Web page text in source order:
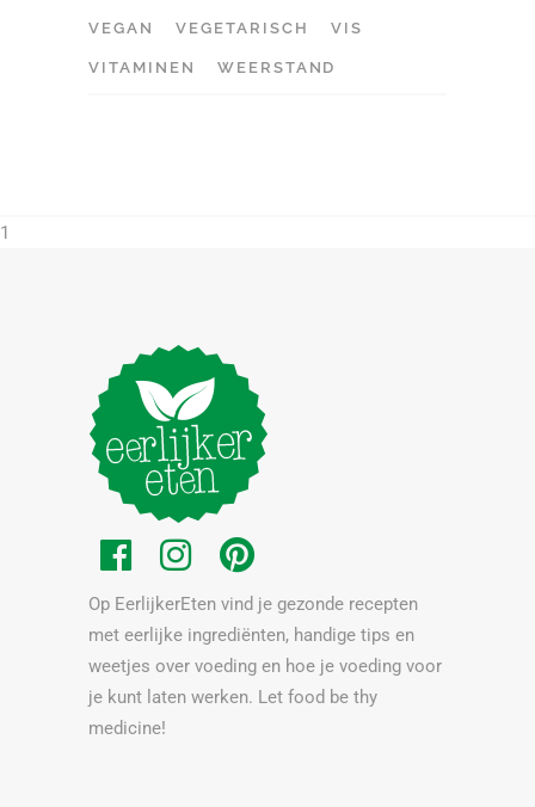
VEGAN VEGETARISCH VIS
VITAMINEN WEERSTAND
1
Op EerlijkerEten vind je gezonde recepten
met eerlijke ingrediënten, handige tips en
weetjes over voeding en hoe je voeding voor
je kunt laten werken. Let food be thy
medicine!